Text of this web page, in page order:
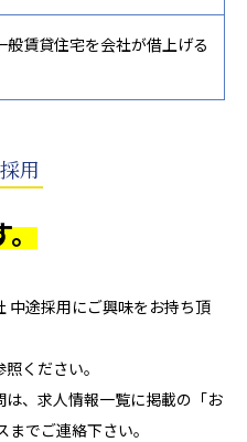
賃貸住宅を会社が借上げる
用
。
中途採用にご興味をお持ち頂
ください。
、求人情報一覧に掲載の「お
でご連絡下さい。